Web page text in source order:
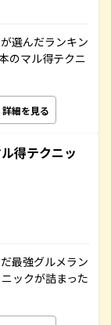
選んだランキン
のマル得テクニ
詳細を見る
得テクニッ
最強グルメラン
ックが詰まった